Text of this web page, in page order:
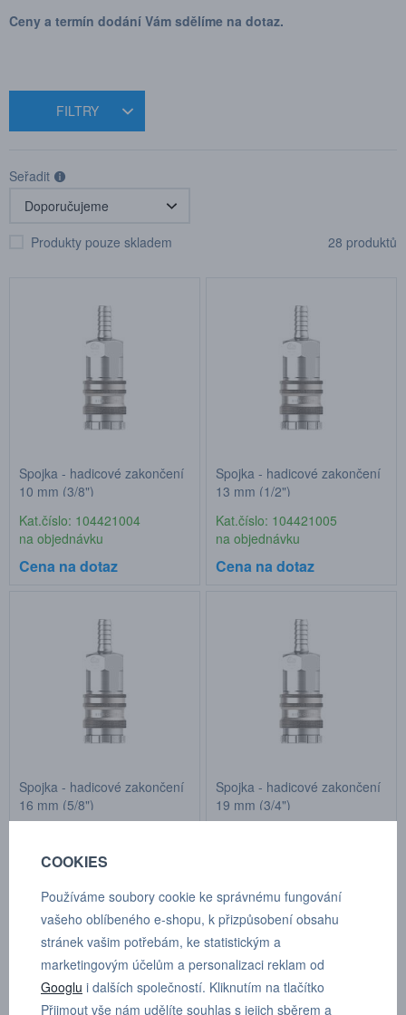
Ceny a termín dodání Vám sdělíme na dotaz.
FILTRY
Seřadit
Produkty pouze skladem 28 produktů
Spojka - hadicové zakončení
10 mm (3/8")
Kat.číslo: 104421004
na objednávku
Cena na dotaz
Spojka - hadicové zakončení
13 mm (1/2")
Kat.číslo: 104421005
na objednávku
Cena na dotaz
Spojka - hadicové zakončení
16 mm (5/8")
na objednávku
Spojka - hadicové zakončení
19 mm (3/4")
COOKIES
Používáme soubory cookie ke správnému fungování
vašeho oblíbeného e-shopu, k přizpůsobení obsahu
stránek vašim potřebám, ke statistickým a
marketingovým účelům a personalizaci reklam od
Googlu i dalších společností. Kliknutím na tlačítko
Přijmout vše nám udělíte souhlas s jejich sběrem a